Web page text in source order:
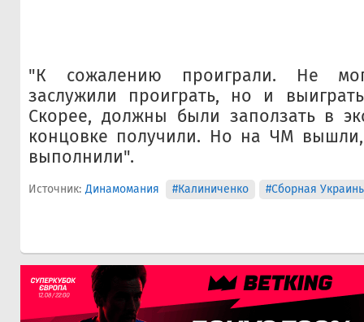
"К сожалению проиграли. Не
заслужили проиграть, но и
Скорее, должны были заползать в
концовке получили. Но на ЧМ
выполнили".
Источник: Динамомания #Калиниченко #Сборная